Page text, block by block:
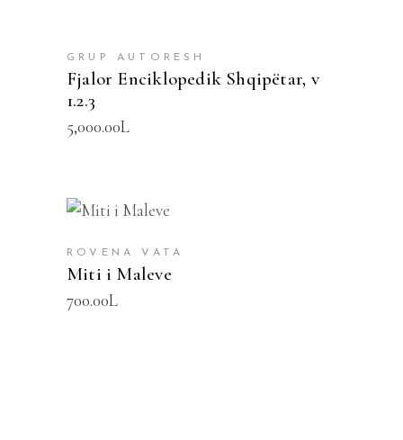
GRUP AUTORESH
Fjalor Enciklopedik Shqipëtar, v
1.2.3
5,000.00L
ROVENA VATA
Miti i Maleve
700.00L